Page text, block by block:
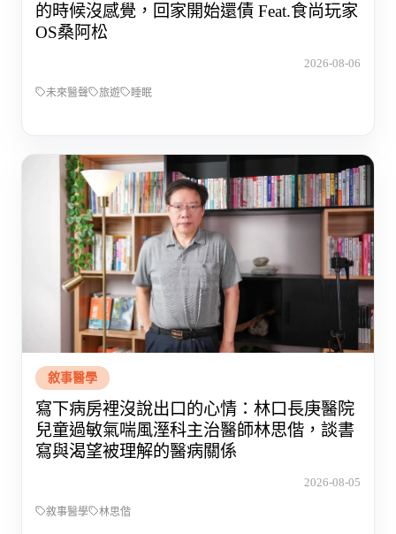
的時候沒感覺，回家開始還債 Feat.食尚玩家
OS桑阿松
2026-08-06
未來醫聲 旅遊 睡眠
敘事醫學
寫下病房裡沒說出口的心情：林口長庚醫院
兒童過敏氣喘風溼科主治醫師林思偕，談書
寫與渴望被理解的醫病關係
2026-08-05
敘事醫學 林思偕